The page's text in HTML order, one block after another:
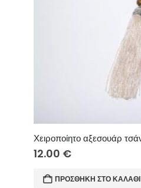
12.00 €
ΠΡΟΣΘΉΚΗ ΣΤΟ ΚΑΛΆΘΙ